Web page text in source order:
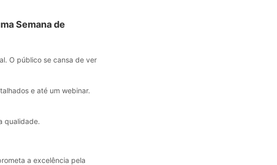
Semana de
O público se cansa de ver
e até um webinar.
qualidade.
a excelência pela